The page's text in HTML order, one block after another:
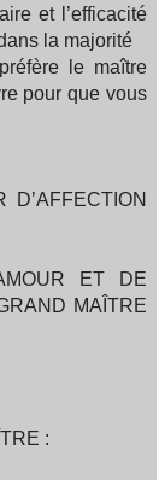
et l’efficacité
la majorité
le maître
pour que vous
ET DE
MAÎTRE
: